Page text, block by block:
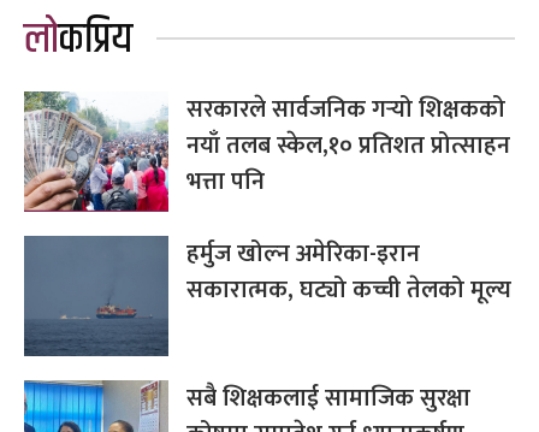
लोकप्रिय
सरकारले सार्वजनिक गर्‍यो शिक्षकको
नयाँ तलब स्केल,१० प्रतिशत प्रोत्साहन
भत्ता पनि
हर्मुज खोल्न अमेरिका-इरान
सकारात्मक, घट्यो कच्ची तेलको मूल्य
सबै शिक्षकलाई सामाजिक सुरक्षा